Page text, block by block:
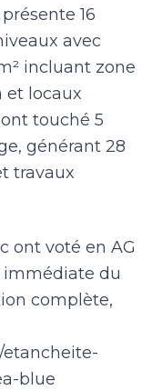
16
avec
incluant zone
et locaux
touché 5
générant 28
travaux
ont voté en AG
du
complète,
etancheite-
blue